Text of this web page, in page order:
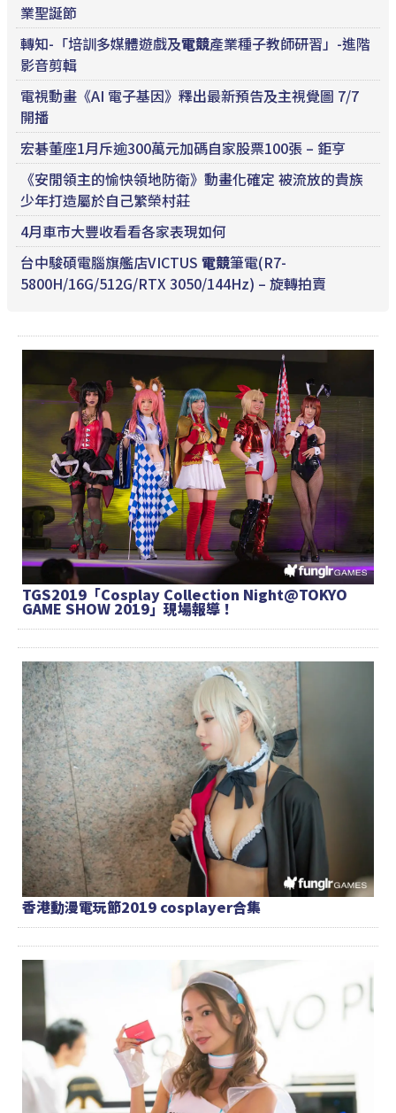
業聖誕節
轉知-「培訓多媒體遊戲及電競產業種子教師研習」-進階
影音剪輯
電視動畫《AI 電子基因》釋出最新預告及主視覺圖 7/7
開播
宏碁董座1月斥逾300萬元加碼自家股票100張 – 鉅亨
《安閒領主的愉快領地防衛》動畫化確定 被流放的貴族
少年打造屬於自己繁榮村莊
4月車市大豐收看看各家表現如何
台中駿碩電腦旗艦店VICTUS 電競筆電(R7-
5800H/16G/512G/RTX 3050/144Hz) – 旋轉拍賣
TGS2019「Cosplay Collection Night@TOKYO
GAME SHOW 2019」現場報導！
香港動漫電玩節2019 cosplayer合集